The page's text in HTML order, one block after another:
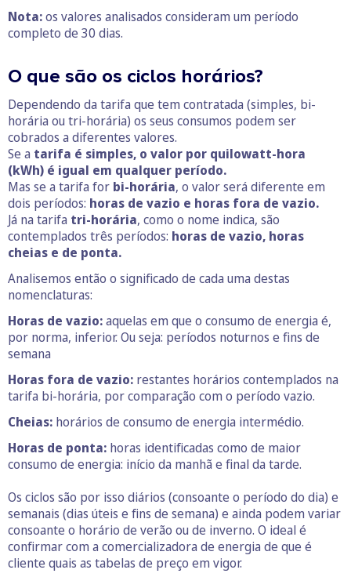
Nota:os valores analisados consideram um período
completo de 30 dias.
O que são os ciclos horários?
Dependendo da tarifa que tem contratada (simples, bi-
horária ou tri-horária) os seus consumos podem ser
cobrados a diferentes valores.
Se a tarifa é simples, o valor por quilowatt-hora
(kWh) é igual em qualquer período.
Mas se a tarifa for bi-horária, o valor será diferente em
dois períodos: horas de vazio e horas fora de vazio.
Já na tarifa tri-horária, como o nome indica, são
contemplados três períodos: horas de vazio, horas
cheias e de ponta.
Analisemos então o significado de cada uma destas
nomenclaturas:
Horas de vazio:aquelas em que o consumo de energia é,
por norma, inferior. Ou seja: períodos noturnos e fins de
semana
Horas fora de vazio: restantes horários contemplados na
tarifa bi-horária, por comparação com o período vazio.
Cheias: horários de consumo de energia intermédio.
Horas de ponta: horas identificadas como de maior
consumo de energia: início da manhã e final da tarde.
Os ciclos são por isso diários (consoante o período do dia) e
semanais (dias úteis e fins de semana) e ainda podem variar
consoante o horário de verão ou de inverno. O ideal é
confirmar com a comercializadora de energia de que é
cliente quais as tabelas de preço em vigor.